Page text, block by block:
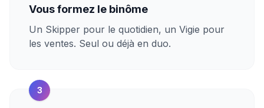
Vous formez le binôme
Un Skipper pour le quotidien, un Vigie pour
les ventes. Seul ou déjà en duo.
3